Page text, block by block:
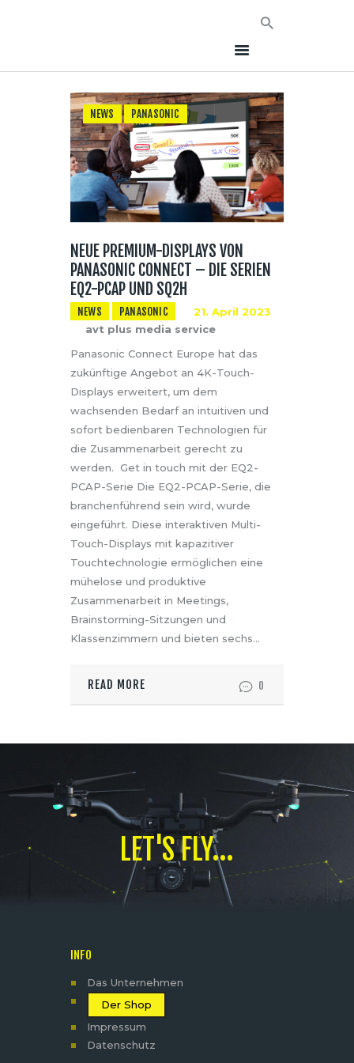
HOME
NEWS
AVT EVENTS
ÜBER AVT
KONTAKT
NEWS PANASONIC
NEUE PREMIUM-DISPLAYS VON
PANASONIC CONNECT – DIE SERIEN
EQ2-PCAP UND SQ2H
NEWS PANASONIC
21. April 2023
avt plus media service
Panasonic Connect Europe hat das
zukünftige Angebot an 4K-Touch-
Displays erweitert, um dem
wachsenden Bedarf an intuitiven und
sofort bedienbaren Technologien für
die Zusammenarbeit gerecht zu
werden. Get in touch mit der EQ2-
PCAP-Serie Die EQ2-PCAP-Serie, die
branchenführend sein wird, wurde
eingeführt. Diese interaktiven Multi-
Touch-Displays mit kapazitiver
Touchtechnologie ermöglichen eine
mühelose und produktive
Zusammenarbeit in Meetings,
Brainstorming-Sitzungen und
Klassenzimmern und bieten sechs…
READ MORE 0
LET'S FLY...
INFO
Das Unternehmen
Der Shop
Impressum
Datenschutz